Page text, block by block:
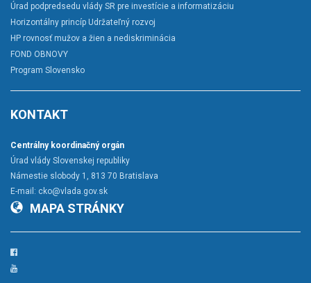
Úrad podpredsedu vlády SR pre investície a informatizáciu
Horizontálny princíp Udržateľný rozvoj
HP rovnosť mužov a žien a nediskriminácia
FOND OBNOVY
Program Slovensko
KONTAKT
Centrálny koordinačný orgán
Úrad vlády Slovenskej republiky
Námestie slobody 1, 813 70 Bratislava
E-mail: cko@vlada.gov.sk
MAPA STRÁNKY
Facebook
YouTube